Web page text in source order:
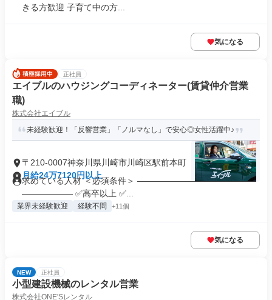
きる方歓迎 子育て中の方...
気になる
正社員
エイブルのハウジングコーディネーター(賃貸仲介営業
職)
株式会社エイブル
未経験歓迎！「反響営業」「ノルマなし」で安心◎女性活躍中♪
〒210-0007神奈川県川崎市川崎区駅前本町
月給24万7120円以上
求めている人材 ＜必須条件＞ ――――――――――――――
―――――― ✅高卒以上 ✅...
業界未経験歓迎 経験不問 +11個
気になる
NEW 正社員
小型建設機械のレンタル営業
株式会社ONE'Sレンタル